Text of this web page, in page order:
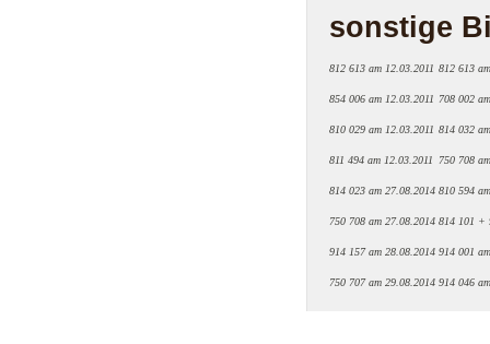
sonstige
812 613 am 12.03.2011 812 613
854 006 am 12.03.2011 708 002
810 029 am 12.03.2011 814 032
811 494 am 12.03.2011 750 708
814 023 am 27.08.2014 810 594
750 708 am 27.08.2014 814 101 +
914 157 am 28.08.2014 914 001
750 707 am 29.08.2014 914 046